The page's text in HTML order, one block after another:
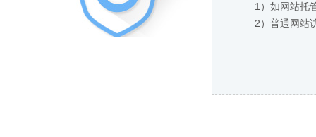
1）如网站托
2）普通网站